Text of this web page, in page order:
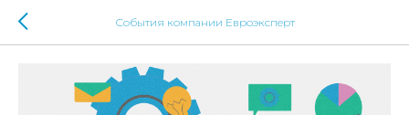
События компании Евроэксперт